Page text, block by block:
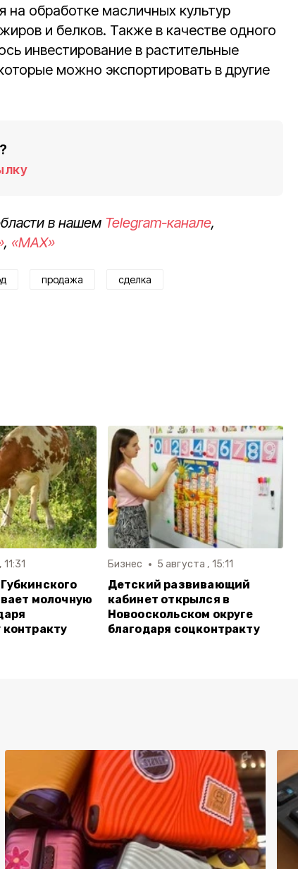
обработке масличных культур
и белков. Также в качестве одного
инвестирование в растительные
можно экспортировать в другие
в нашем Telegram-канале,
, «MAX»
продажа сделка
молочную
Бизнес 5 августа , 15:11
Детский развивающий
кабинет открылся в
Новооскольском округе
благодаря соцконтракту